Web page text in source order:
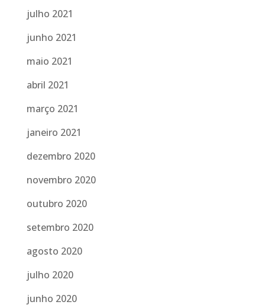
julho 2021
junho 2021
maio 2021
abril 2021
março 2021
janeiro 2021
dezembro 2020
novembro 2020
outubro 2020
setembro 2020
agosto 2020
julho 2020
junho 2020